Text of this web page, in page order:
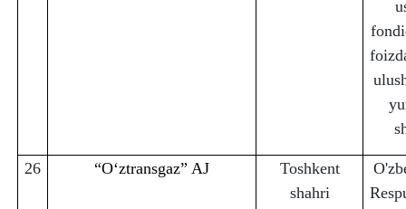
26 “Oʻztransgaz” AJ
Toshkent
shahri